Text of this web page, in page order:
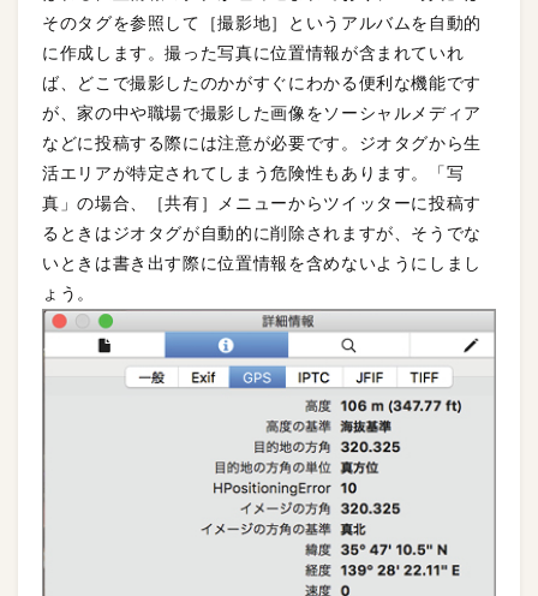
そのタグを参照して［撮影地］というアルバムを自動的
に作成します。撮った写真に位置情報が含まれていれ
ば、どこで撮影したのかがすぐにわかる便利な機能です
が、家の中や職場で撮影した画像をソーシャルメディア
などに投稿する際には注意が必要です。ジオタグから生
活エリアが特定されてしまう危険性もあります。「写
真」の場合、［共有］メニューからツイッターに投稿す
るときはジオタグが自動的に削除されますが、そうでな
いときは書き出す際に位置情報を含めないようにしまし
ょう。